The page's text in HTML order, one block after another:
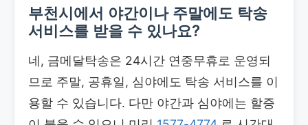
부천시에서 야간이나 주말에도 탁송
서비스를 받을 수 있나요?
네, 금메달탁송은 24시간 연중무휴로 운영되
므로 주말, 공휴일, 심야에도 탁송 서비스를 이
용할 수 있습니다. 다만 야간과 심야에는 할증